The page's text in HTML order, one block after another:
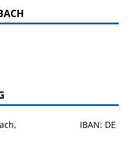
IBAN: DE